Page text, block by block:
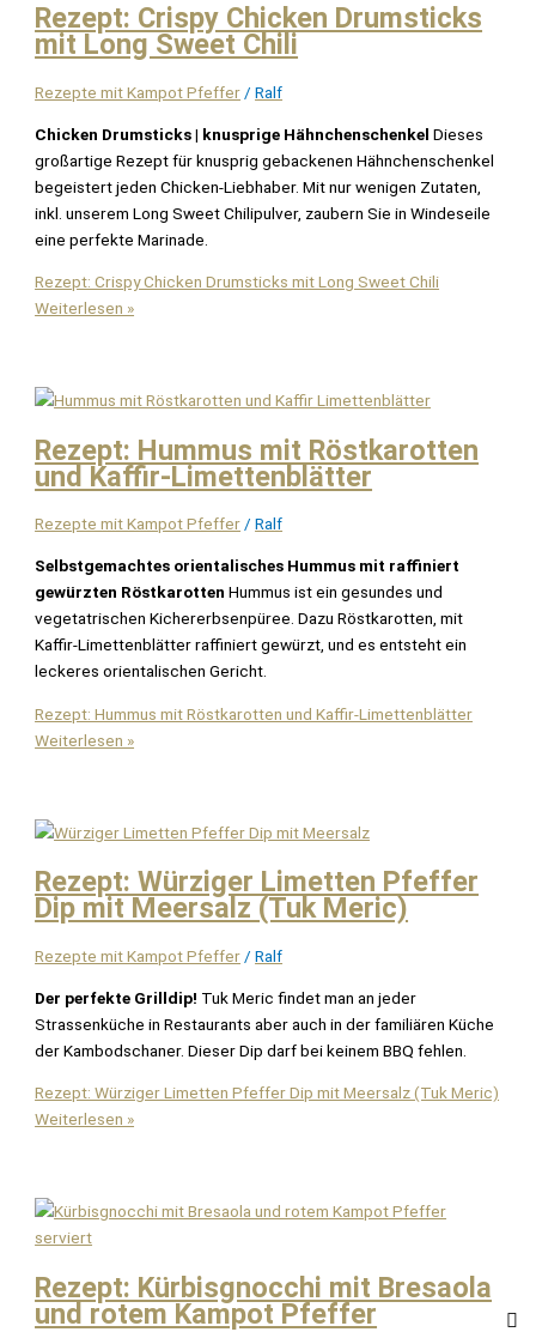
Rezept: Crispy Chicken Drumsticks
mit Long Sweet Chili
Rezepte mit Kampot Pfeffer /Ralf
Chicken Drumsticks | knusprige HähnchenschenkelDieses
großartige Rezept für knusprig gebackenen Hähnchenschenkel
begeistert jeden Chicken-Liebhaber. Mit nur wenigen Zutaten,
inkl. unserem Long Sweet Chilipulver, zaubern Sie in Windeseile
eine perfekte Marinade.
Rezept: Crispy Chicken Drumsticks mit Long Sweet Chili
Weiterlesen »
Rezept: Hummus mit Röstkarotten
und Kaffir-Limettenblätter
Rezepte mit Kampot Pfeffer/Ralf
Selbstgemachtes orientalisches Hummus mit raffiniert
gewürzten RöstkarottenHummus ist ein gesundes und
vegetatrischen Kichererbsenpüree. Dazu Röstkarotten, mit
Kaffir-Limettenblätter raffiniert gewürzt, und es entsteht ein
leckeres orientalischen Gericht.
Rezept: Hummus mit Röstkarotten und Kaffir-Limettenblätter
Weiterlesen »
Rezept: Würziger Limetten Pfeffer
Dip mit Meersalz (Tuk Meric)
Rezepte mit Kampot Pfeffer /Ralf
Der perfekte Grilldip! Tuk Meric findet man an jeder
Strassenküche in Restaurants aber auch in der familiären Küche
der Kambodschaner. Dieser Dip darf bei keinem BBQ fehlen.
Rezept: Würziger Limetten Pfeffer Dip mit Meersalz (Tuk Meric)
Weiterlesen »
Rezept: Kürbisgnocchi mit Bresaola
und rotem Kampot Pfeffer